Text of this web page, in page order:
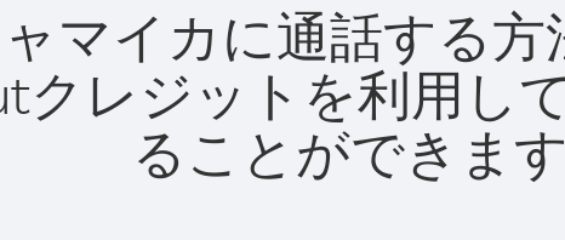
マイカに通話する方
クレジットを利用し
ることができます